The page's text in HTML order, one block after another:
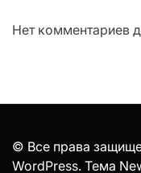
Нет комментариев
© Все права
WordPress. Тема